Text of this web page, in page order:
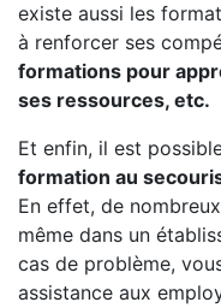
existe aussi les
à renforcer ses
formations pour
ses ressources, etc.
Et enfin, il est
formation au
En effet, de
même dans un
cas de problème,
assistance aux